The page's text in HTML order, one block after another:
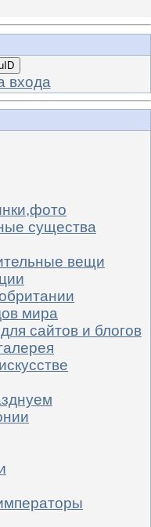
входа
существа
вещи
мира
сайтов и блогов